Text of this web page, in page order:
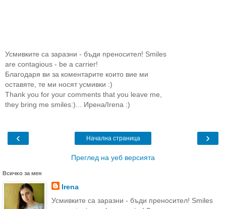
Усмивките са заразни - бъди преносител! Smiles
are contagious - be a carrier!
Благодаря ви за коментарите които вие ми
оставяте, те ми носят усмивки :)
Thank you for your comments that you leave me,
they bring me smiles:)... Ирена/Irenа :)
‹ ›
Начална страница
Преглед на уеб версията
Всичко за мен
Irena
Усмивките са заразни - бъди преносител! Smiles